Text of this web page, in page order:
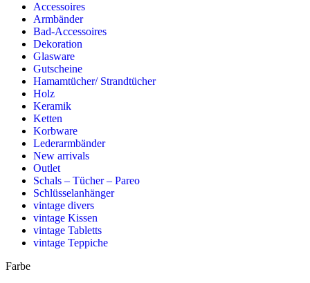
Accessoires
Armbänder
Bad-Accessoires
Dekoration
Glasware
Gutscheine
Hamamtücher/ Strandtücher
Holz
Keramik
Ketten
Korbware
Lederarmbänder
New arrivals
Outlet
Schals – Tücher – Pareo
Schlüsselanhänger
vintage divers
vintage Kissen
vintage Tabletts
vintage Teppiche
Farbe